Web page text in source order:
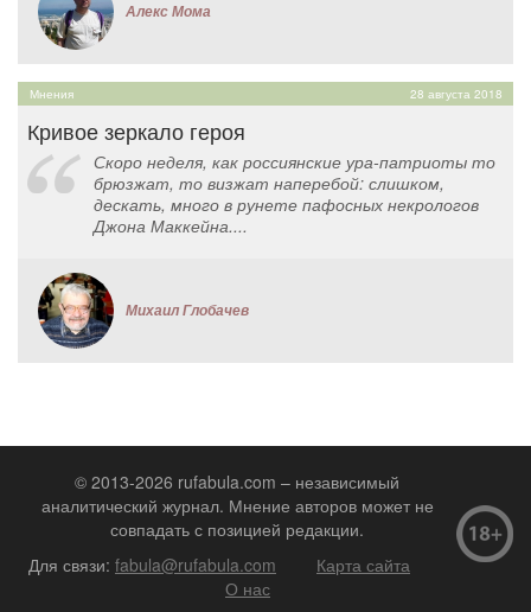
Алекс Мома
Мнения 28 августа 2018
Кривое зеркало героя
Скоро неделя, как россиянские ура-патриоты то
брюзжат, то визжат наперебой: слишком,
дескать, много в рунете пафосных некрологов
Джона Маккейна....
Михаил Глобачев
© 2013-2026 rufabula.com – независимый
аналитический журнал. Мнение авторов может не
совпадать с позицией редакции.
Для связи: fabula@rufabula.com
Карта сайта
О нас